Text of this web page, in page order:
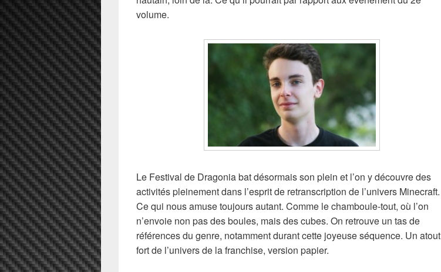
volume.
Le Festival de Dragonia bat désormais son plein et l’on y découvre des
activités pleinement dans l’esprit de retranscription de l’univers Minecraft.
Ce qui nous amuse toujours autant. Comme le chamboule-tout, où l’on
n’envoie non pas des boules, mais des cubes. On retrouve un tas de
références du genre, notamment durant cette joyeuse séquence. Un atout
fort de l’univers de la franchise, version papier.